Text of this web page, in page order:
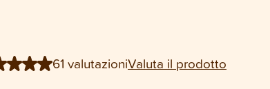
61 valutazioniValuta il prodotto